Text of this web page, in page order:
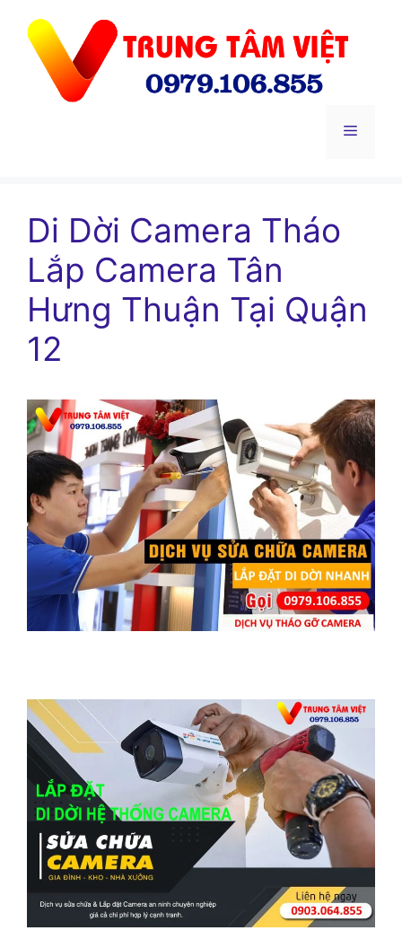
Menu
Di Dời Camera Tháo
Lắp Camera Tân
Hưng Thuận Tại Quận
12